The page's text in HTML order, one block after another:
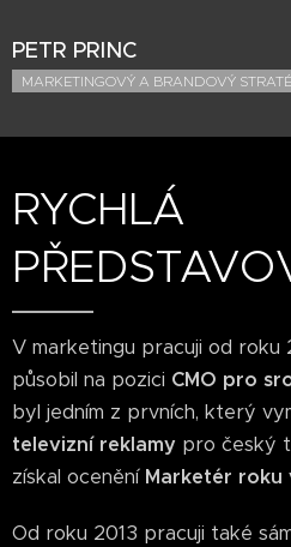
PETR PRINC
MARKETINGOVÝ A BRANDOVÝ
RYCHLÁ
V marketingu pracuji od roku
působil na pozici CMO pro
byl jedním z prvních, který
televizní reklamy pro český
získal ocenění Marketér roku
Od roku 2013 pracuji také